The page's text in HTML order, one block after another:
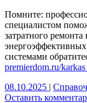
Помните:
специалистом
затратного
системами
premierdom.ru/
08.10.2025 |
Оставить